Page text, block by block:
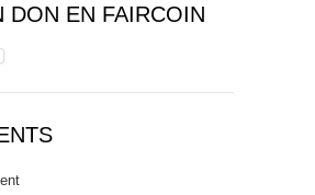
DON EN FAIRCOIN